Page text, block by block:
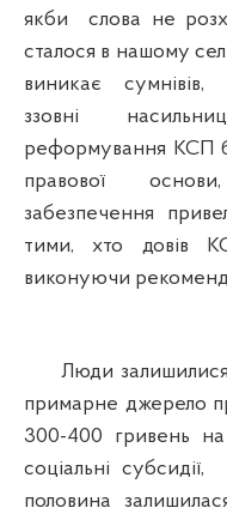
якби слова не
сталося в нашому
виникає
ззовні
реформування КСП
правової
забезпечення
тими, хто довів
виконуючи
Люди залишилися
примарне джерело
300-400 гривень
соціальні
половина